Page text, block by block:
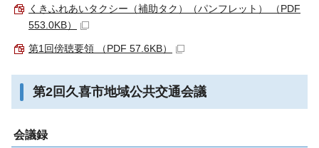
くきふれあいタクシー（補助タク）（パンフレット） （PDF
553.0KB）
第1回傍聴要領 （PDF 57.6KB）
第2回久喜市地域公共交通会議
会議録